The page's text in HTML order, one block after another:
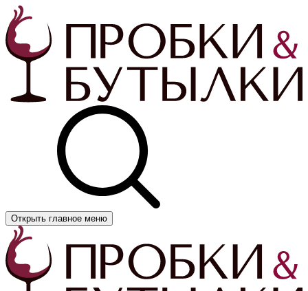
Открыть главное меню